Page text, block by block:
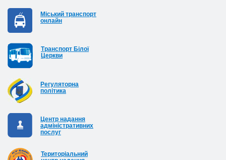
Міський транспорт
онлайн
Транспорт Білої
Церкви
Регуляторна
політика
Центр надання
адміністративних
послуг
Територіальний